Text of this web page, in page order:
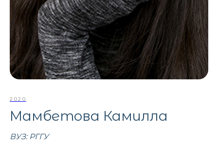
2020
Мамбетова Камилла
ВУЗ: РГГУ